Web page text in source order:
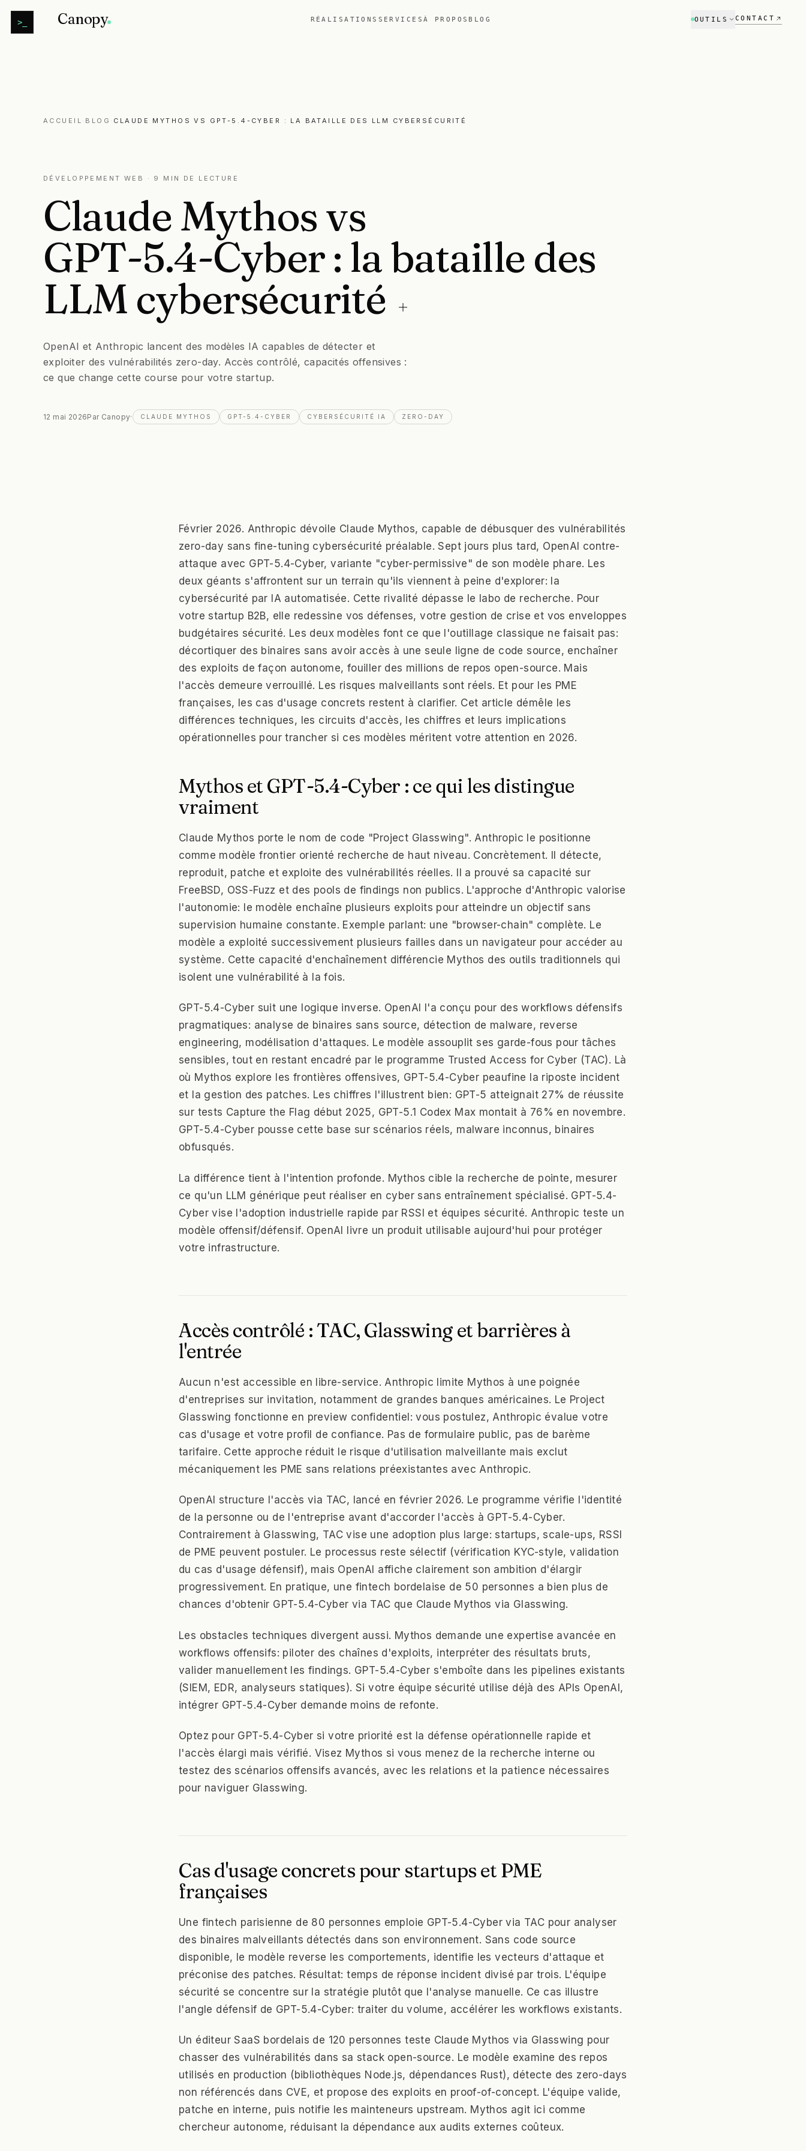
>_ Canopy RÉALISATIONS SERVICES À PROPOS BLOG OUTILS CONTACT
ACCUEIL · BLOG · CLAUDE MYTHOS VS GPT-5.4-CYBER : LA BATAILLE DES LLM CYBERSÉCURITÉ
DÉVELOPPEMENT WEB · 9 MIN DE LECTURE
ClaudeMythosvs
GPT-5.4-Cyber: labataille des
LLM cybersécurité
OpenAI et Anthropic lancent des modèles IA capables de détecter et
exploiter des vulnérabilités zero-day. Accès contrôlé, capacités offensives :
ce que change cette course pour votre startup.
12 mai 2026Par Canopy· CLAUDE MYTHOS GPT-5.4-CYBER CYBERSÉCURITÉ IA ZERO-DAY
Février 2026. Anthropic dévoile Claude Mythos, capable de débusquer des vulnérabilités
zero-day sans fine-tuning cybersécurité préalable. Sept jours plus tard, OpenAI contre-
attaque avec GPT-5.4-Cyber, variante "cyber-permissive" de son modèle phare. Les
deux géants s'affrontent sur un terrain qu'ils viennent à peine d'explorer: la
cybersécurité par IA automatisée. Cette rivalité dépasse le labo de recherche. Pour
votre startup B2B, elle redessine vos défenses, votre gestion de crise et vos enveloppes
budgétaires sécurité. Les deux modèles font ce que l'outillage classique ne faisait pas:
décortiquer des binaires sans avoir accès à une seule ligne de code source, enchaîner
des exploits de façon autonome, fouiller des millions de repos open-source. Mais
l'accès demeure verrouillé. Les risques malveillants sont réels. Et pour les PME
françaises, les cas d'usage concrets restent à clarifier. Cet article démêle les
différences techniques, les circuits d'accès, les chiffres et leurs implications
opérationnelles pour trancher si ces modèles méritent votre attention en 2026.
Mythos et GPT-5.4-Cyber : ce qui les distingue
vraiment
Claude Mythos porte le nom de code "Project Glasswing". Anthropic le positionne
comme modèle frontier orienté recherche de haut niveau. Concrètement. Il détecte,
reproduit, patche et exploite des vulnérabilités réelles. Il a prouvé sa capacité sur
FreeBSD, OSS-Fuzz et des pools de findings non publics. L'approche d'Anthropic valorise
l'autonomie: le modèle enchaîne plusieurs exploits pour atteindre un objectif sans
supervision humaine constante. Exemple parlant: une "browser-chain" complète. Le
modèle a exploité successivement plusieurs failles dans un navigateur pour accéder au
système. Cette capacité d'enchaînement différencie Mythos des outils traditionnels qui
isolent une vulnérabilité à la fois.
GPT-5.4-Cyber suit une logique inverse. OpenAI l'a conçu pour des workflows défensifs
pragmatiques: analyse de binaires sans source, détection de malware, reverse
engineering, modélisation d'attaques. Le modèle assouplit ses garde-fous pour tâches
sensibles, tout en restant encadré par le programme Trusted Access for Cyber (TAC). Là
où Mythos explore les frontières offensives, GPT-5.4-Cyber peaufine la riposte incident
et la gestion des patches. Les chiffres l'illustrent bien: GPT-5 atteignait 27% de réussite
sur tests Capture the Flag début 2025, GPT-5.1 Codex Max montait à 76% en novembre.
GPT-5.4-Cyber pousse cette base sur scénarios réels, malware inconnus, binaires
obfusqués.
La différence tient à l'intention profonde. Mythos cible la recherche de pointe, mesurer
ce qu'un LLM générique peut réaliser en cyber sans entraînement spécialisé. GPT-5.4-
Cyber vise l'adoption industrielle rapide par RSSI et équipes sécurité. Anthropic teste un
modèle offensif/défensif. OpenAI livre un produit utilisable aujourd'hui pour protéger
votre infrastructure.
Accès contrôlé : TAC, Glasswing et barrières à
l'entrée
Aucun n'est accessible en libre-service. Anthropic limite Mythos à une poignée
d'entreprises sur invitation, notamment de grandes banques américaines. Le Project
Glasswing fonctionne en preview confidentiel: vous postulez, Anthropic évalue votre
cas d'usage et votre profil de confiance. Pas de formulaire public, pas de barème
tarifaire. Cette approche réduit le risque d'utilisation malveillante mais exclut
mécaniquement les PME sans relations préexistantes avec Anthropic.
OpenAI structure l'accès via TAC, lancé en février 2026. Le programme vérifie l'identité
de la personne ou de l'entreprise avant d'accorder l'accès à GPT-5.4-Cyber.
Contrairement à Glasswing, TAC vise une adoption plus large: startups, scale-ups, RSSI
de PME peuvent postuler. Le processus reste sélectif (vérification KYC-style, validation
du cas d'usage défensif), mais OpenAI affiche clairement son ambition d'élargir
progressivement. En pratique, une fintech bordelaise de 50 personnes a bien plus de
chances d'obtenir GPT-5.4-Cyber via TAC que Claude Mythos via Glasswing.
Les obstacles techniques divergent aussi. Mythos demande une expertise avancée en
workflows offensifs: piloter des chaînes d'exploits, interpréter des résultats bruts,
valider manuellement les findings. GPT-5.4-Cyber s'emboîte dans les pipelines existants
(SIEM, EDR, analyseurs statiques). Si votre équipe sécurité utilise déjà des APIs OpenAI,
intégrer GPT-5.4-Cyber demande moins de refonte.
Optez pour GPT-5.4-Cyber si votre priorité est la défense opérationnelle rapide et
l'accès élargi mais vérifié. Visez Mythos si vous menez de la recherche interne ou
testez des scénarios offensifs avancés, avec les relations et la patience nécessaires
pour naviguer Glasswing.
Cas d'usage concrets pour startups et PME
françaises
Une fintech parisienne de 80 personnes emploie GPT-5.4-Cyber via TAC pour analyser
des binaires malveillants détectés dans son environnement. Sans code source
disponible, le modèle reverse les comportements, identifie les vecteurs d'attaque et
préconise des patches. Résultat: temps de réponse incident divisé par trois. L'équipe
sécurité se concentre sur la stratégie plutôt que l'analyse manuelle. Ce cas illustre
l'angle défensif de GPT-5.4-Cyber: traiter du volume, accélérer les workflows existants.
Un éditeur SaaS bordelais de 120 personnes teste Claude Mythos via Glasswing pour
chasser des vulnérabilités dans sa stack open-source. Le modèle examine des repos
utilisés en production (bibliothèques Node.js, dépendances Rust), détecte des zero-days
non référencés dans CVE, et propose des exploits en proof-of-concept. L'équipe valide,
patche en interne, puis notifie les mainteneurs upstream. Mythos agit ici comme
chercheur autonome, réduisant la dépendance aux audits externes coûteux.